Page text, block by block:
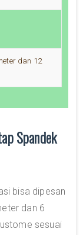
dan 12
Spandek
bisa dipesan
dan 6
sesuai